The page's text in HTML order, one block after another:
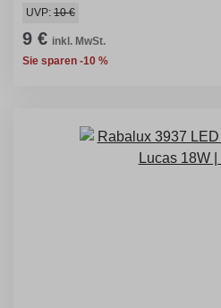
UVP: 10 €
9 € inkl. MwSt.
Sie sparen -10 %